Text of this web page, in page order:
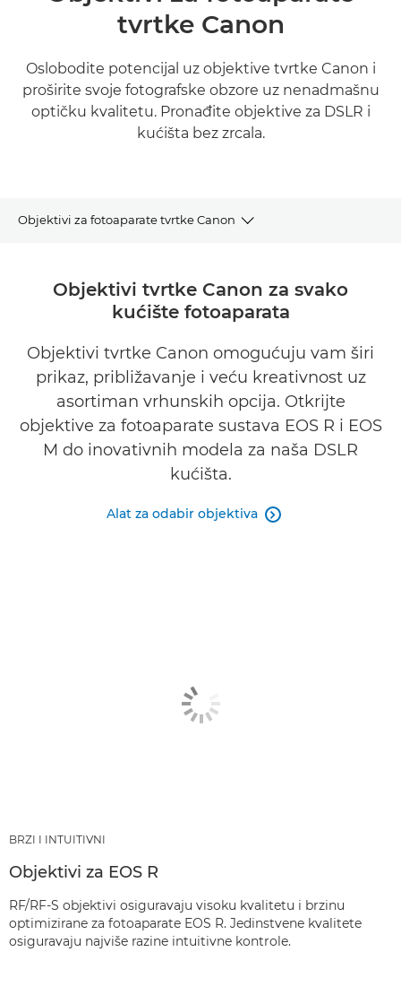
tvrtke Canon
Oslobodite potencijal uz objektive tvrtke Canon i
proširite svoje fotografske obzore uz nenadmašnu
optičku kvalitetu. Pronađite objektive za DSLR i
kućišta bez zrcala.
Objektivi za fotoaparate tvrtke Canon
Objektivi i dodatna oprema
Objektivi prema tipu
Pronađite inspiraciju
Objektivi tvrtke Canon za svako
kućište fotoaparata
Objektivi tvrtke Canon omogućuju vam širi
prikaz, približavanje i veću kreativnost uz
asortiman vrhunskih opcija. Otkrijte
objektive za fotoaparate sustava EOS R i EOS
M do inovativnih modela za naša DSLR
kućišta.
Alat za odabir objektiva 
BRZI I INTUITIVNI
Objektivi za EOS R
RF/RF-S objektivi osiguravaju visoku kvalitetu i brzinu
optimizirane za fotoaparate EOS R. Jedinstvene kvalitete
osiguravaju najviše razine intuitivne kontrole.